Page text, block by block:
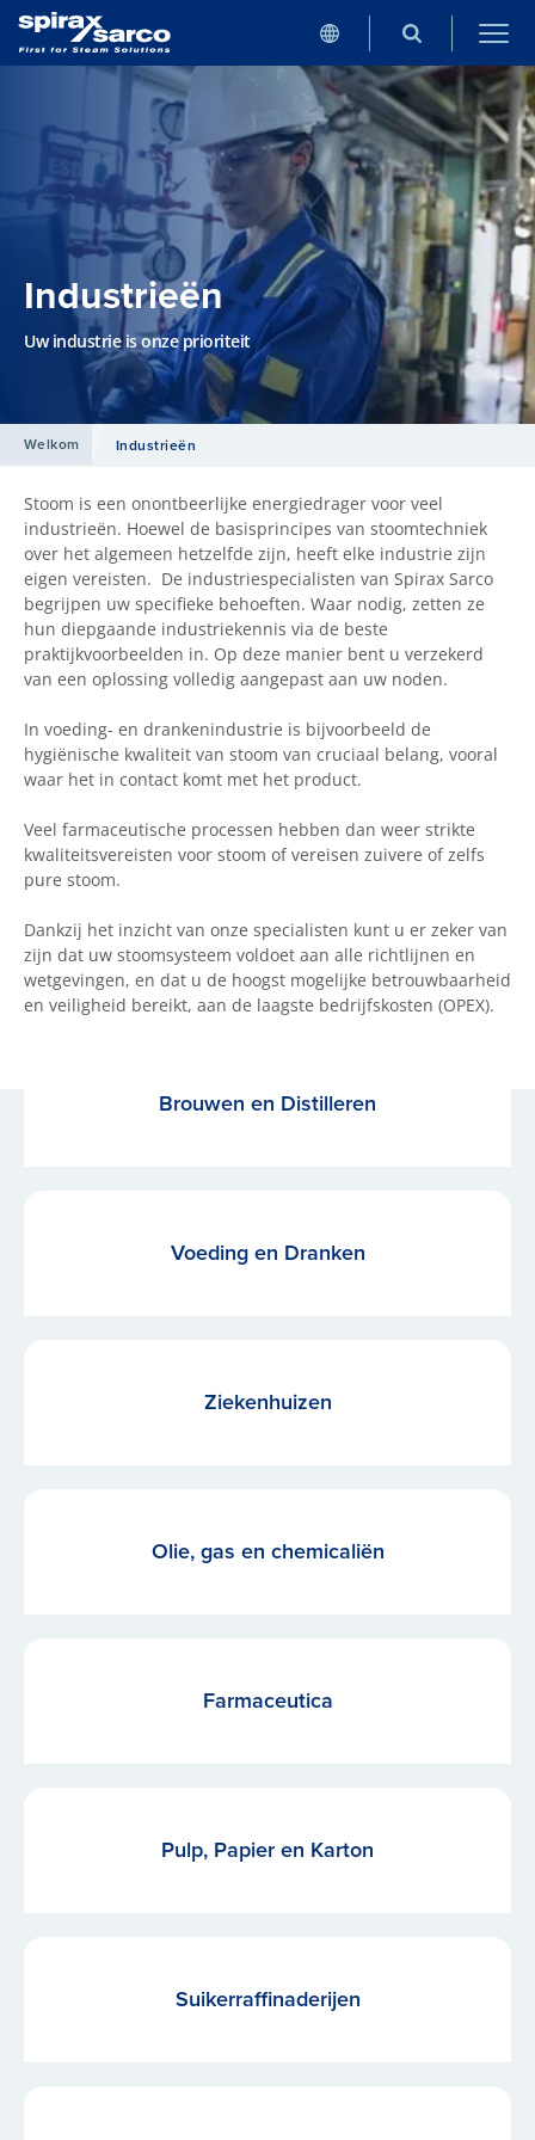
Industrieën
Uw industrie is onze prioriteit
Welkom Industrieën
Stoom is een onontbeerlijke energiedrager voor veel
industrieën. Hoewel de basisprincipes van stoomtechniek
over het algemeen hetzelfde zijn, heeft elke industrie zijn
eigen vereisten. De industriespecialisten van Spirax Sarco
begrijpen uw specifieke behoeften. Waar nodig, zetten ze
hun diepgaande industriekennis via de beste
praktijkvoorbeelden in. Op deze manier bent u verzekerd
van een oplossing volledig aangepast aan uw noden.
In voeding- en drankenindustrie is bijvoorbeeld de
hygiënische kwaliteit van stoom van cruciaal belang, vooral
waar het in contact komt met het product.
Veel farmaceutische processen hebben dan weer strikte
kwaliteitsvereisten voor stoom of vereisen zuivere of zelfs
pure stoom.
Dankzij het inzicht van onze specialisten kunt u er zeker van
zijn dat uw stoomsysteem voldoet aan alle richtlijnen en
wetgevingen, en dat u de hoogst mogelijke betrouwbaarheid
en veiligheid bereikt, aan de laagste bedrijfskosten (OPEX).
Brouwen en Distilleren
Voeding en Dranken
Ziekenhuizen
Olie, gas en chemicaliën
Farmaceutica
Pulp, Papier en Karton
Suikerraffinaderijen